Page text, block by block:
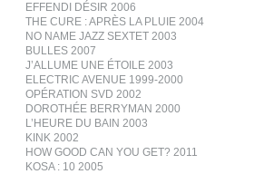
EFFENDI DÉSIR 2006
THE CURE : APRÈS LA PLUIE 2004
NO NAME JAZZ SEXTET 2003
BULLES 2007
J’ALLUME UNE ÉTOILE 2003
ELECTRIC AVENUE 1999-2000
OPÉRATION SVD 2002
DOROTHÉE BERRYMAN 2000
L’HEURE DU BAIN 2003
KINK 2002
HOW GOOD CAN YOU GET? 2011
KOSA : 10 2005